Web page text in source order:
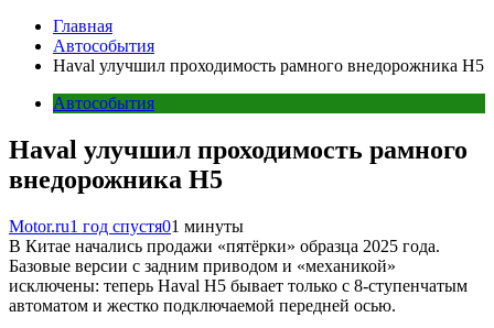
Главная
Автособытия
Haval улучшил проходимость рамного внедорожника H5
Автособытия
Haval улучшил проходимость рамного
внедорожника H5
Motor.ru1 год спустя01 минуты
В Китае начались продажи «пятёрки» образца 2025 года.
Базовые версии с задним приводом и «механикой»
исключены: теперь Haval H5 бывает только с 8-ступенчатым
автоматом и жестко подключаемой передней осью.